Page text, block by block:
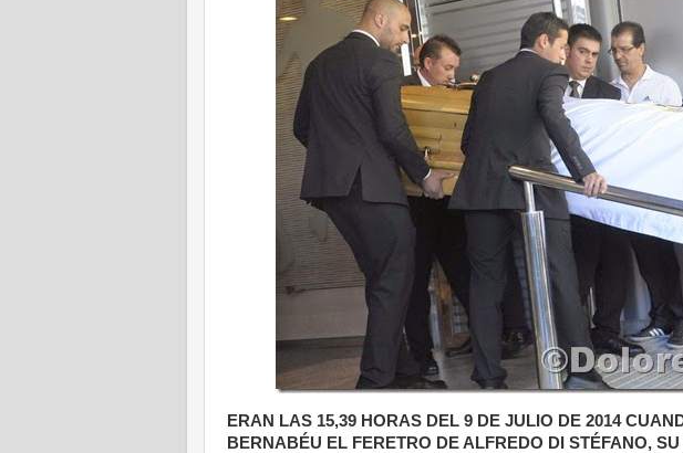
ERAN LAS 15,39 HORAS DEL 9 DE JULIO DE 2014
BERNABÉU EL FERETRO DE ALFREDO DI STÉFANO,